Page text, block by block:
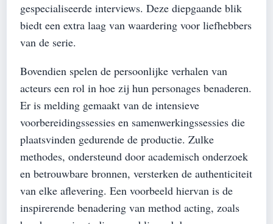
gespecialiseerde interviews. Deze diepgaande blik
biedt een extra laag van waardering voor liefhebbers
van de serie.
Bovendien spelen de persoonlijke verhalen van
acteurs een rol in hoe zij hun personages benaderen.
Er is melding gemaakt van de intensieve
voorbereidingssessies en samenwerkingssessies die
plaatsvinden gedurende de productie. Zulke
methodes, ondersteund door academisch onderzoek
en betrouwbare bronnen, versterken de authenticiteit
van elke aflevering. Een voorbeeld hiervan is de
inspirerende benadering van method acting, zoals